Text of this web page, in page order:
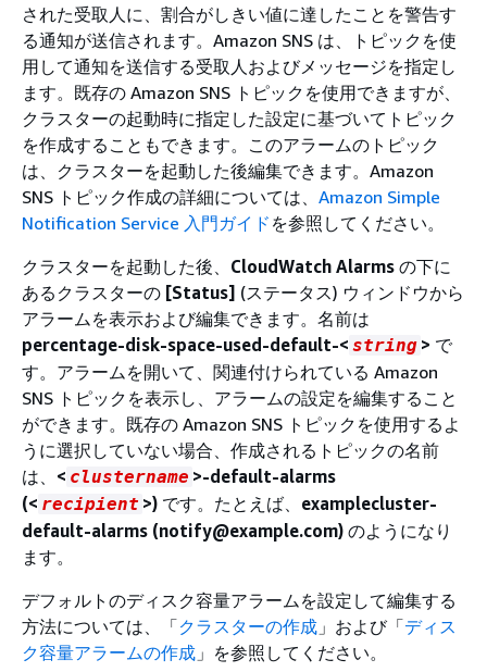
された受取人に、割合がしきい値に達したことを警告す
る通知が送信されます。Amazon SNS は、トピックを使
用して通知を送信する受取人およびメッセージを指定し
ます。既存の Amazon SNS トピックを使用できますが、
クラスターの起動時に指定した設定に基づいてトピック
を作成することもできます。このアラームのトピック
は、クラスターを起動した後編集できます。Amazon
SNS トピック作成の詳細については、 Amazon Simple
Notification Service 入門ガイド を参照してください。
クラスターを起動した後、 CloudWatch Alarms の下に
あるクラスターの [Status] (ステータス) ウィンドウから
アラームを表示および編集できます。名前は
percentage-disk-space-used-default-< string > で
す。アラームを開いて、関連付けられている Amazon
SNS トピックを表示し、アラームの設定を編集すること
ができます。既存の Amazon SNS トピックを使用するよ
うに選択していない場合、作成されるトピックの名前
は、 < clustername >-default-alarms
(< recipient >) です。たとえば、 examplecluster-
default-alarms (notify@example.com) のようになり
ます。
デフォルトのディスク容量アラームを設定して編集する
方法については、「クラスターの作成 」および「ディス
ク容量アラームの作成 」を参照してください。